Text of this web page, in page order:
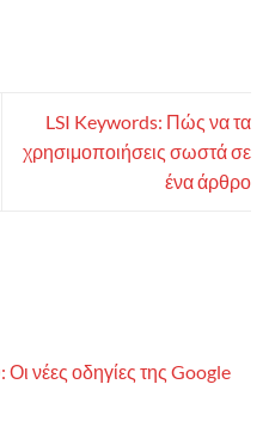
LSI Keywords: Πώς να τα
χρησιμοποιήσεις σωστά σε
ένα άρθρο
νέες οδηγίες της Google